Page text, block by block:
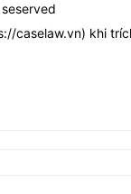
caselaw.vn) khi